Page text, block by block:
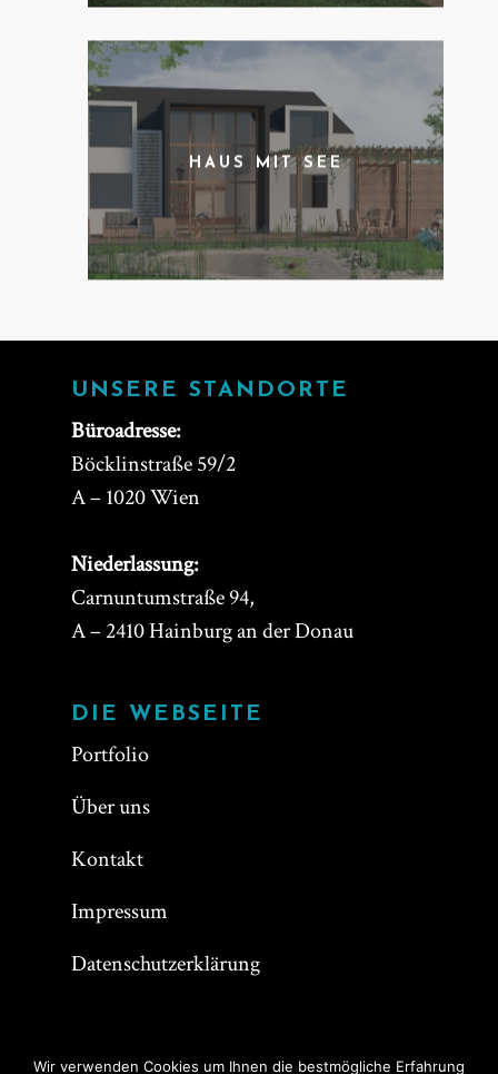
HAUS MIT SEE
UNSERE STANDORTE
Büroadresse:
Böcklinstraße 59/2
A – 1020 Wien
Niederlassung:
Carnuntumstraße 94,
A – 2410 Hainburg an der Donau
DIE WEBSEITE
Portfolio
Über uns
Kontakt
Impressum
Datenschutzerklärung
Wir verwenden Cookies um Ihnen die bestmögliche Erfahrung